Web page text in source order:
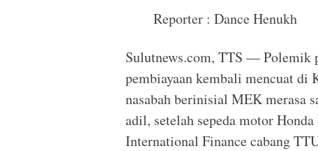
Reporter : Dance Henukh
Sulutnews.com, TTS — Polemik
pembiayaan kembali mencuat di
nasabah berinisial MEK merasa
adil, setelah sepeda motor
International Finance cabang